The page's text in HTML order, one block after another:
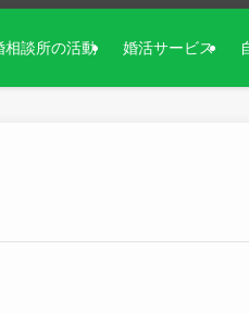
相談所の活動 婚活サービス